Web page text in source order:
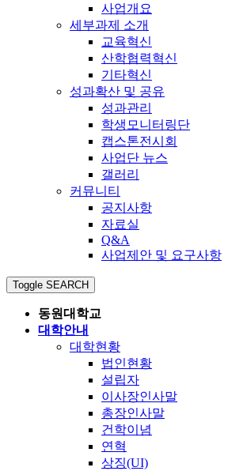
사업개요
세부과제 소개
교육혁신
산학협력혁신
기타혁신
성과확산 및 공유
성과관리
학생모니터링단
캡스톤전시회
사업단 뉴스
갤러리
커뮤니티
공지사항
자료실
Q&A
사업제안 및 요구사항
Toggle SEARCH
동원대학교
대학안내
대학현황
법인현황
설립자
이사장인사말
총장인사말
건학이념
연혁
상징(UI)